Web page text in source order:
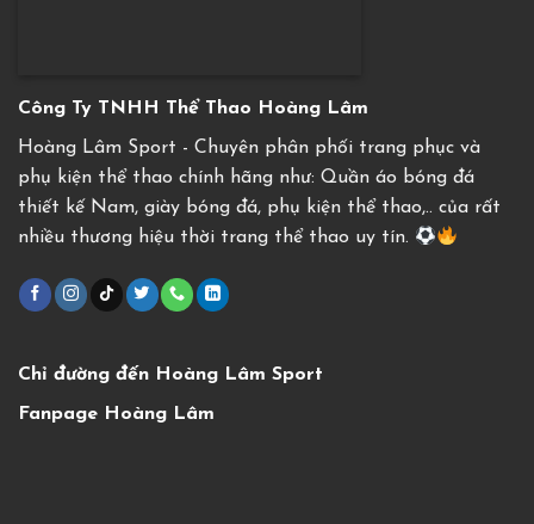
Công Ty TNHH Thể Thao Hoàng Lâm
Hoàng Lâm Sport - Chuyên phân phối trang phục và
phụ kiện thể thao chính hãng như: Quần áo bóng đá
thiết kế Nam, giày bóng đá, phụ kiện thể thao,.. của rất
nhiều thương hiệu thời trang thể thao uy tín.
Chỉ đường đến Hoàng Lâm Sport
Fanpage Hoàng Lâm